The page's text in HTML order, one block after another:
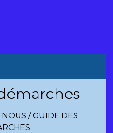
NOUS /GUIDE DES